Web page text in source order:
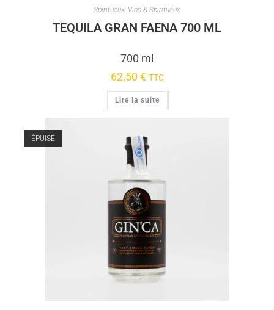
Spiritueux Vins & Spiritueux
TEQUILA GRAN FAENA 700 ML
700 ml
62,50€ TTC
Lire la suite
ÉPUISÉ